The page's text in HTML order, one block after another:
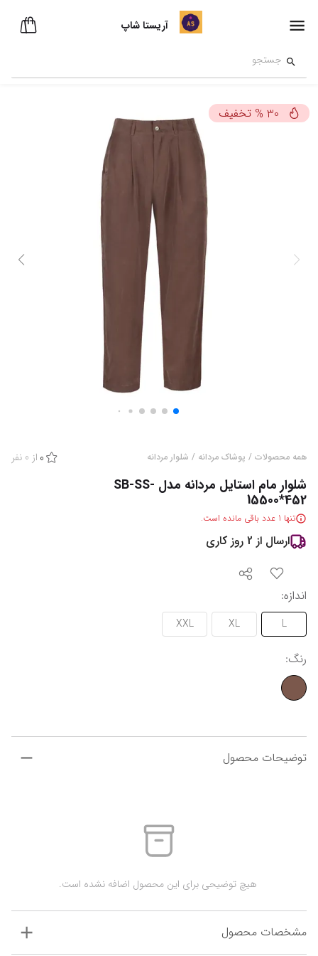
آریستا شاپ
30
% تخفیف
همه محصولات / پوشاک مردانه / شلوار مردانه 0 از 0 نفر
شلوار مام استایل مردانه مدل SB-SS-
15500*452
تنها 1 عدد باقی مانده است.
ارسال از 2 روز کاری
اندازه:
L
XL
XXL
رنگ:
توضیحات محصول
مشخصات محصول